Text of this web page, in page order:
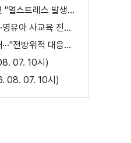
온실가스 안 줄이면 "열스트레스 발생일 29배 증가"
"빠를수록 좋다?"···영유아 사교육 진실과 해법은?
폭염 점검회의 주재···"전방위적 대응체계 가동"
07. 10시)
08. 07. 10시)